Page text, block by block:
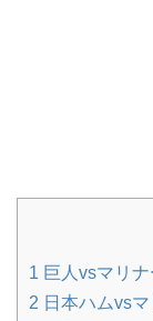
1 巨人vsマリ
2 日本ハムvs